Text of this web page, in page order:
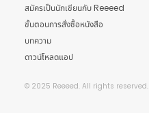
สมัครเป็นนักเขียนกับ Reeeed
ขั้นตอนการสั่งซื้อหนังสือ
บทความ
ดาวน์โหลดแอป
© 2025 Reeeed. All rights reserved.